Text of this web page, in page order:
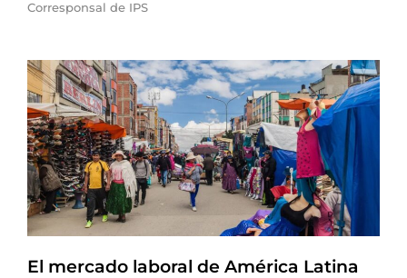
Corresponsal de IPS
El mercado laboral de América Latina